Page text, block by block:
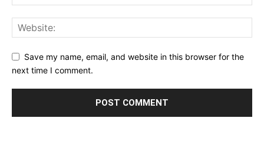
Save my name, email, and website in this browser for the
next time I comment.